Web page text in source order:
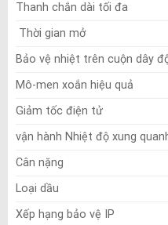
Thanh chắn dài tối đa
Thời gian mở
Bảo vệ nhiệt trên cuộn dây
Mô-men xoắn hiệu quả
Giảm tốc điện tử
vận hành Nhiệt độ xung
Cân nặng
Loại dầu
Xếp hạng bảo vệ IP